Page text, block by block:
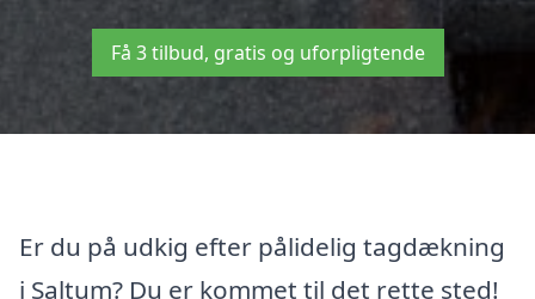
Få 3 tilbud, gratis og uforpligtende
Er du på udkig efter pålidelig tagdækning
i Saltum? Du er kommet til det rette sted!